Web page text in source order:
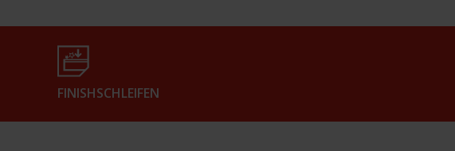
FINISHSCHLEIFEN